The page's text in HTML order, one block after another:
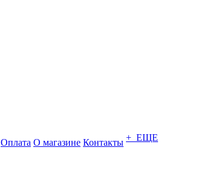
Оплата О магазине Контакты + ЕЩЕ